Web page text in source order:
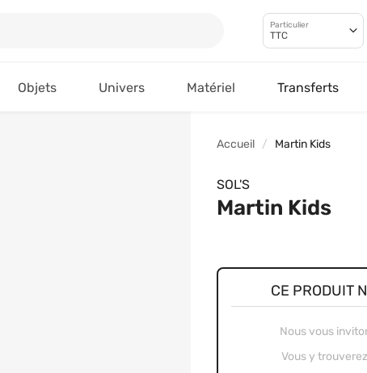
Particulier
TTC
Objets Univers Matériel Transferts
Accueil Martin Kids
SOL'S
Martin Kids
CE PRODUIT
Nous vous
Vous y